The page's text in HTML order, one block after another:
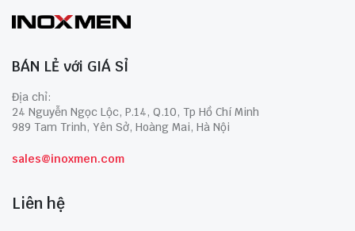
BÁN LẺ với GIÁ SỈ
Địa chỉ:
24 Nguyễn Ngọc Lộc, P.14, Q.10, Tp Hồ Chí Minh
989 Tam Trinh, Yên Sở, Hoàng Mai, Hà Nội
sales@inoxmen.com
Liên hệ